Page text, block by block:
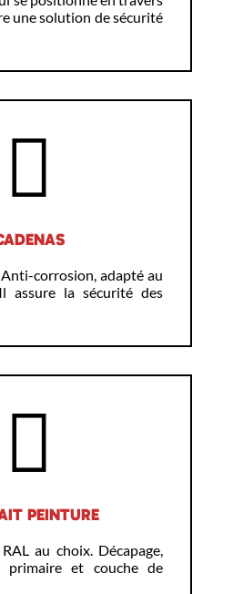
une solution de sécurité
corrosion, adapté au
Il assure la sécurité des
PEINTURE
au choix. Décapage,
primaire et couche de